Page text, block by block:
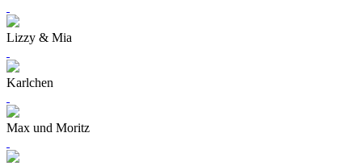
Lizzy & Mia
Karlchen
Max und Moritz